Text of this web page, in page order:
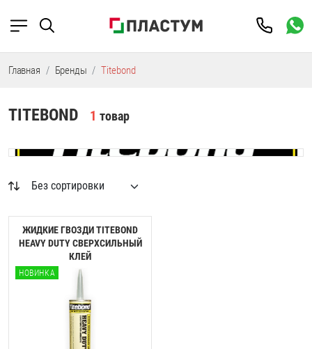
Главная Бренды Titebond
TITEBOND 1 товар
ЖИДКИЕ ГВОЗДИ TITEBOND
HEAVY DUTY СВЕРХСИЛЬНЫЙ
КЛЕЙ
НОВИНКА